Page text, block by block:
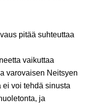
pitää suhteuttaa
vaikuttaa
varovaisen Neitsyen
voi tehdä sinusta
ja